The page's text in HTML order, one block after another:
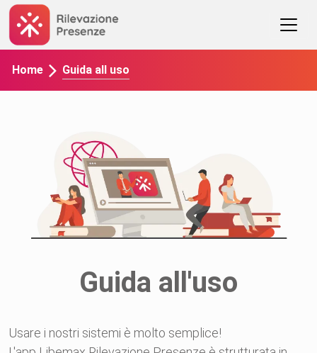
Home Guida all uso
Guida all'uso
Usare i nostri sistemi è molto semplice!